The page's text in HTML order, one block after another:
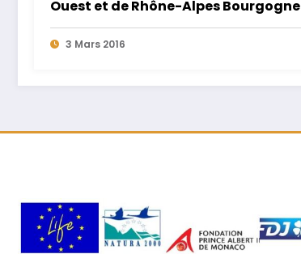
Ouest et de Rhône-Alpes Bourgogne
3 Mars 2016